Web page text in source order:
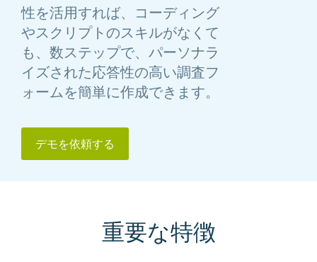
性を活用すれば、コーディング
やスクリプトのスキルがなくて
も、数ステップで、パーソナラ
イズされた応答性の高い調査フ
ォームを簡単に作成できます。
デモを依頼する
重要な特徴